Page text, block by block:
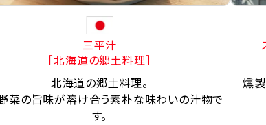
三平汁
［北海道の郷土料理］
北海道の郷土料理。
菜の旨味が溶け合う素朴な味わいの汁物で
す。
燻